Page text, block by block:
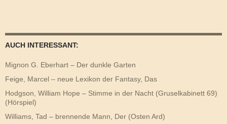
AUCH INTERESSANT:
Mignon G. Eberhart – Der dunkle Garten
Feige, Marcel – neue Lexikon der Fantasy, Das
Hodgson, William Hope – Stimme in der Nacht (Gruselkabinett 69)
(Hörspiel)
Williams, Tad – brennende Mann, Der (Osten Ard)